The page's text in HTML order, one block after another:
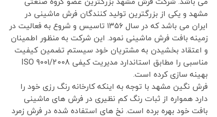
مشهد و یکی از بزرگترین تولید کنندگان فرش ماشینی در
ایران می باشد که در سال ۱۳۵۶ تاسیس و شروع به فعالیت در
زمینه بافت فرش ماشینی نمود. این شرکت به منظور اطمینان
و اعتقاد بخشیدن به مشتریان خود سیستم تضمین کیفیت
مناسبی را مطابق استاندارد مدیریت کیفی ISO 9001/2008
بهینه سازی کرده است.
فرش نگین مشهد با توجه به اینکه کارخانه رنگ رزی خود را
دارد همواره از ثبات رنگ کم نظیری در فرش های ماشینی
بافت خود بهره برده است. نخ های استفاده شده در فرش زمرد